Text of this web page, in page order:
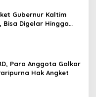
Gubernur Kaltim
Bisa Digelar Hingga
Para Anggota Golkar
Hak Angket